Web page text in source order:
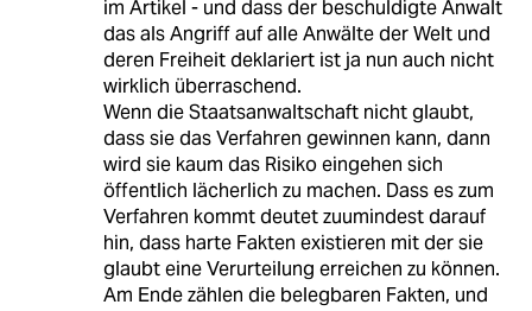
im Artikel - und dass der beschuldigte Anwalt
das als Angriff auf alle Anwälte der Welt und
deren Freiheit deklariert ist ja nun auch nicht
wirklich überraschend.
Wenn die Staatsanwaltschaft nicht glaubt,
dass sie das Verfahren gewinnen kann, dann
wird sie kaum das Risiko eingehen sich
öffentlich lächerlich zu machen. Dass es zum
Verfahren kommt deutet zuumindest darauf
hin, dass harte Fakten existieren mit der sie
glaubt eine Verurteilung erreichen zu können.
Am Ende zählen die belegbaren Fakten, und